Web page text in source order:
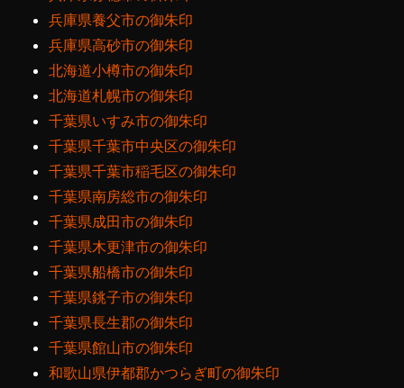
兵庫県養父市の御朱印
兵庫県高砂市の御朱印
北海道小樽市の御朱印
北海道札幌市の御朱印
千葉県いすみ市の御朱印
千葉県千葉市中央区の御朱印
千葉県千葉市稲毛区の御朱印
千葉県南房総市の御朱印
千葉県成田市の御朱印
千葉県木更津市の御朱印
千葉県船橋市の御朱印
千葉県銚子市の御朱印
千葉県長生郡の御朱印
千葉県館山市の御朱印
和歌山県伊都郡かつらぎ町の御朱印